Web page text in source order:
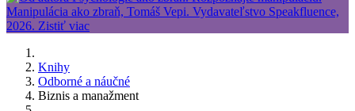
Knihy
Odborné a náučné
Biznis a manažment